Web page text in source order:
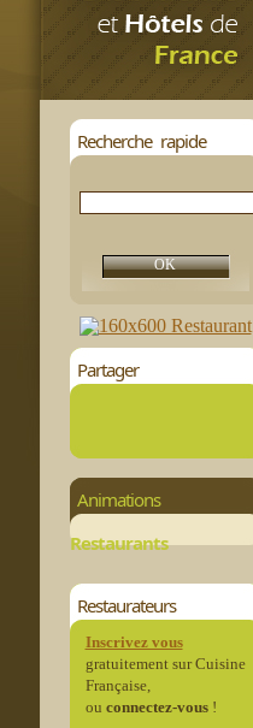
Recherche rapide
Partager
Animations
Restaurants
Restaurateurs
Inscrivez vous
gratuitement sur Cuisine
Française,
ou connectez-vous!